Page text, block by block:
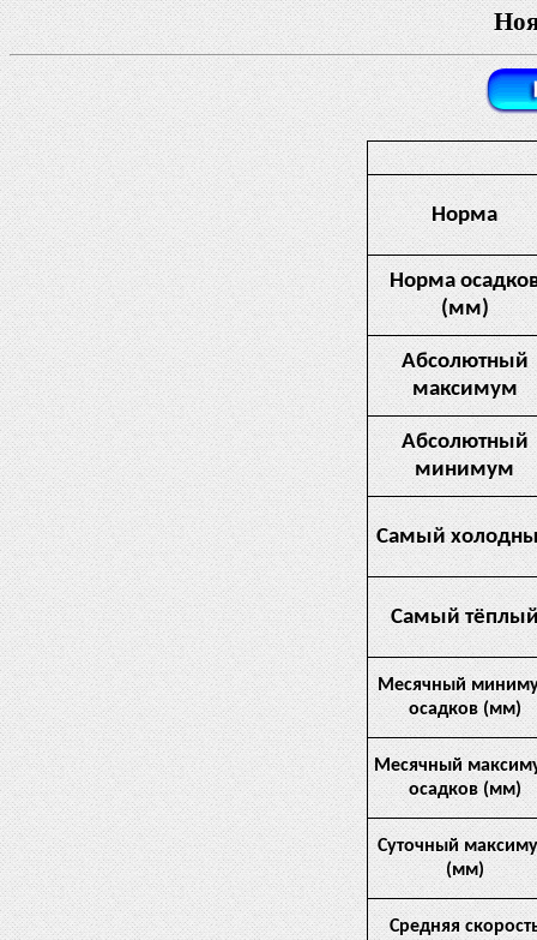
Норма
Норма
(мм)
Абсолютный
максимум
Абсолютный
минимум
Самый
Самый
Месячный
осадков (мм)
Месячный
осадков (мм)
Суточный
(мм)
Средняя